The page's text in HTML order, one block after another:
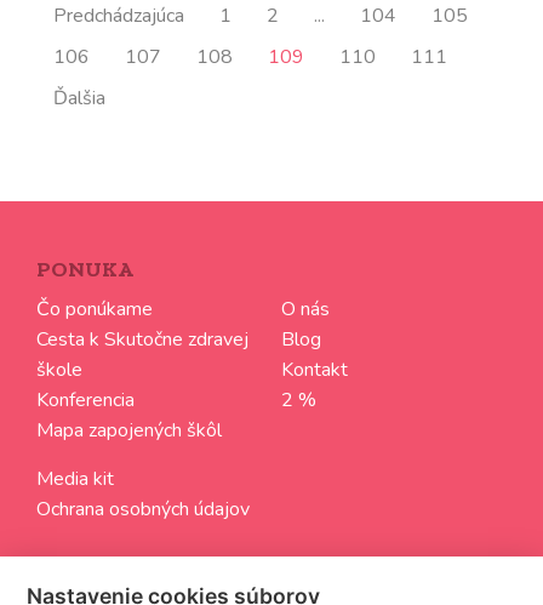
Predchádzajúca 1 2 ... 104
105
106
107 108 109 110
111
Ďalšia
PONUKA
Čo ponúkame
Cesta k Skutočne zdravej
škole
Konferencia
Mapa zapojených škôl
O nás
Blog
Kontakt
2 %
Media kit
Ochrana osobných údajov
Nastavenie cookies súborov